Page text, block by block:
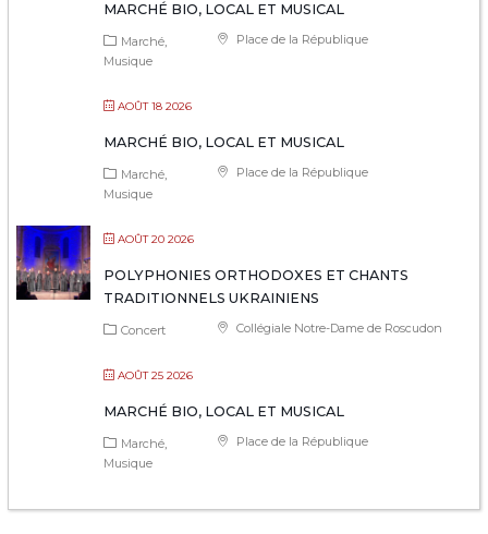
MARCHÉ BIO, LOCAL ET MUSICAL
Place de la République
Marché
Musique
AOÛT 18 2026
MARCHÉ BIO, LOCAL ET MUSICAL
Place de la République
Marché
Musique
AOÛT 20 2026
POLYPHONIES ORTHODOXES ET CHANTS
TRADITIONNELS UKRAINIENS
Collégiale Notre-Dame de Roscudon
Concert
AOÛT 25 2026
MARCHÉ BIO, LOCAL ET MUSICAL
Place de la République
Marché
Musique